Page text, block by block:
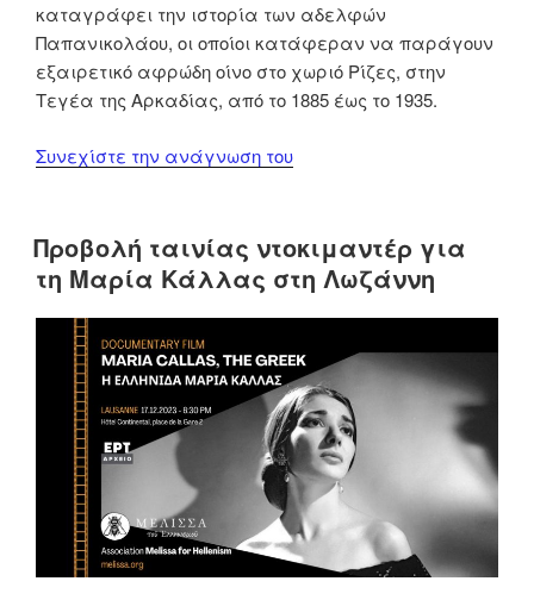
καταγράφει την ιστορία των αδελφών
Παπανικολάου, οι οποίοι κατάφεραν να παράγουν
εξαιρετικό αφρώδη οίνο στο χωριό Ρίζες, στην
Τεγέα της Αρκαδίας, από το 1885 έως το 1935.
Συνεχίστε την ανάγνωση του“Προβολή
“Αρκαδία
1900,
Καμπανία
της
Ανατολής”
στη
Λωζάννη
παρουσία
του
σκηνοθέτη”
Προβολή ταινίας ντοκιμαντέρ για
τη Μαρία Κάλλας στη Λωζάννη